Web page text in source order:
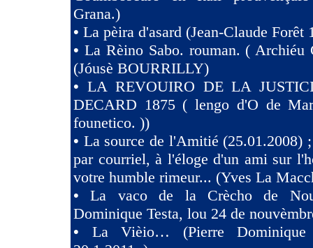
Grana.)
• La pèira d'asard (Jean-Claude Forêt
• La Rèino Sabo. rouman. ( Archiéu
(Jóusè BOURRILLY)
• LA REVOUIRO DE LA
DECARD 1875 ( lengo d'O de
founetico. ))
• La source de l'Amitié (25.01.2008)
par courriel, à l'éloge d'un ami sur
votre humble rimeur... (Yves La
•La vaco de la Crècho de
Dominique Testa, lou 24 de
• La Vièio… (Pierre Dominique